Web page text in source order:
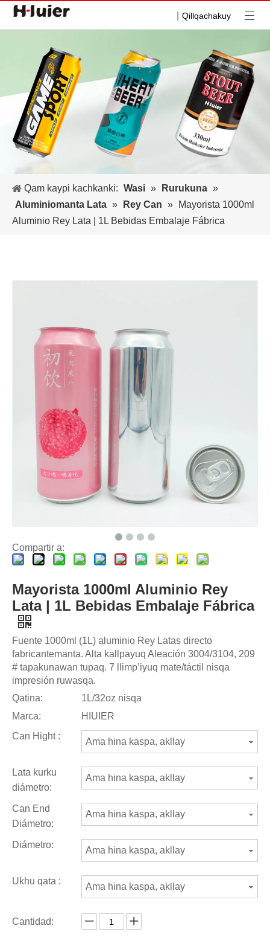
Qillqachakuy
Qam kaypi kachkanki: Wasi » Rurukuna »
Aluminiomanta Lata » Rey Can »
Mayorista 1000ml
Aluminio Rey Lata | 1L Bebidas Embalaje Fábrica
Compartir a:
Mayorista 1000ml Aluminio Rey
Lata | 1L Bebidas Embalaje Fábrica
Fuente 1000ml (1L) aluminio Rey Latas directo
fabricantemanta. Alta kallpayuq Aleación 3004/3104, 209
# tapakunawan tupaq. 7 llimp’iyuq mate/táctil nisqa
impresión ruwasqa.
Qatina:
1L/32oz nisqa
Marca:
HIUIER
Can Hight :
Ama hina kaspa, akllay
Lata kurku
diámetro:
Ama hina kaspa, akllay
Can End
Diámetro:
Ama hina kaspa, akllay
Diámetro:
Ama hina kaspa, akllay
Ukhu qata :
Ama hina kaspa, akllay
Cantidad: